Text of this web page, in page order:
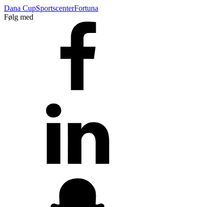
Dana CupSportscenterFortuna
Følg med